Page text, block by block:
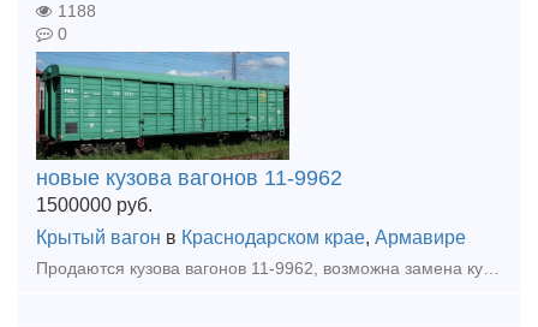
1188
0
новые кузова вагонов 11-9962
1500000 руб.
Крытый вагон в Краснодарском крае, Армавире
Продаются кузова вагонов 11-9962, возможна замена кузова на производстве.